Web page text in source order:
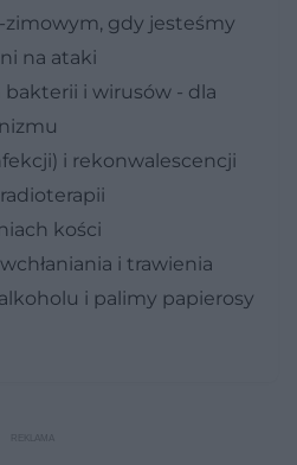
gdy jesteśmy
na ataki
i wirusów - dla
i rekonwalescencji
kości
i trawienia
i palimy papierosy